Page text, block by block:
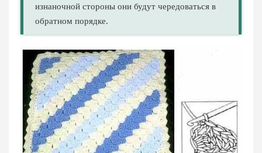
изнаночной стороны они будут чередоваться в
обратном порядке.